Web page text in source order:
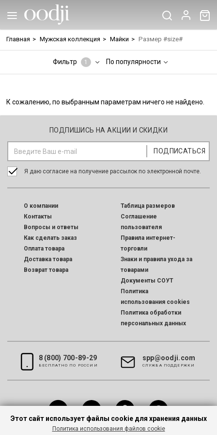
Главная > Мужская коллекция > Майки > Размер #size#
Фильтр 1 По популярности
К сожалению, по выбранным параметрам ничего не найдено.
ПОДПИШИСЬ НА АКЦИИ И СКИДКИ
Я даю согласие на получение рассылок по электронной почте.
O компании
Контакты
Вопросы и ответы
Как сделать заказ
Оплата товара
Доставка товара
Возврат товара
Таблица размеров
Соглашение
пользователя
Правила интернет-
торговли
Знаки и правила ухода за
товарами
Документы СОУТ
Политика
использования cookies
Политика обработки
персональных данных
8 (800) 700-89-29
БЕСПЛАТНО ПО РОССИИ
spp@oodji.com
CЛУЖБА ПОДДЕРЖКИ
Этот сайт использует файлы cookie для хранения данных
Политика использования файлов cookie